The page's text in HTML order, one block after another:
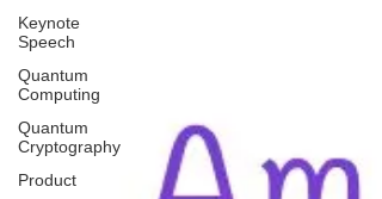
Keynote
Speech
Quantum
Computing
Quantum
Cryptography
Product